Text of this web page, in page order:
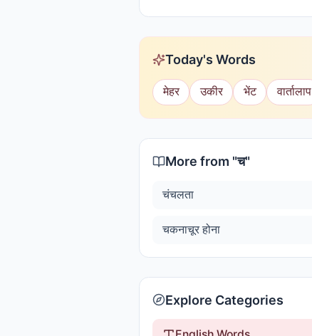
Today's Words
मेहर उकीर भेंट वार्तालाप
More from "च"
चंचलता
चकनाचूर होना
Explore Categories